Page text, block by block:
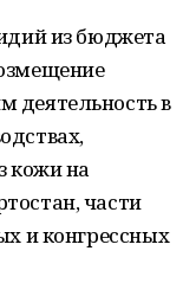
из бюджета
деятельность в
кожи на
части
и конгрессных